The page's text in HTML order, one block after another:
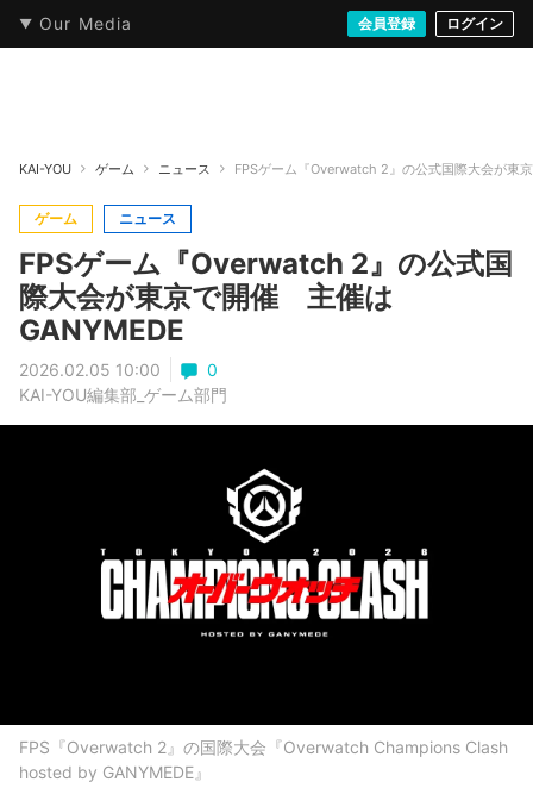
Our Media 会員登録 ログイン
本・文芸 情報化社会 音楽・映像 ゲームストリート
KAI-YOU ゲーム ニュース FPSゲーム『Overwatch 2』の公式国際大会が東
ゲーム ニュース
FPSゲーム『Overwatch 2』の公式国
際大会が東京で開催 主催は
GANYMEDE
2026.02.05 10:00
0
KAI-YOU編集部_ゲーム部門
FPS『Overwatch 2』の国際大会『Overwatch Champions Clash
hosted by GANYMEDE』